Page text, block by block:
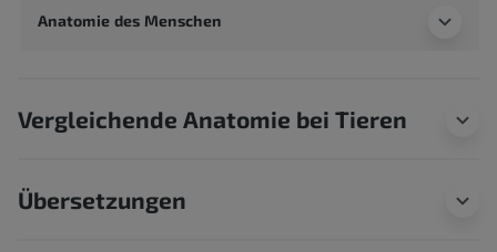
Anatomie des Menschen
Vergleichende Anatomie bei Tieren
Übersetzungen